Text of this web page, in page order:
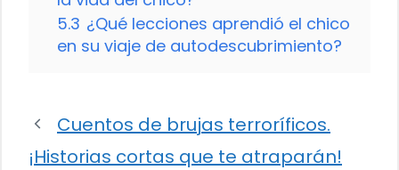
5.3 ¿Qué lecciones aprendió el chico
en su viaje de autodescubrimiento?
Cuentos de brujas terroríficos.
¡Historias cortas que te atraparán!